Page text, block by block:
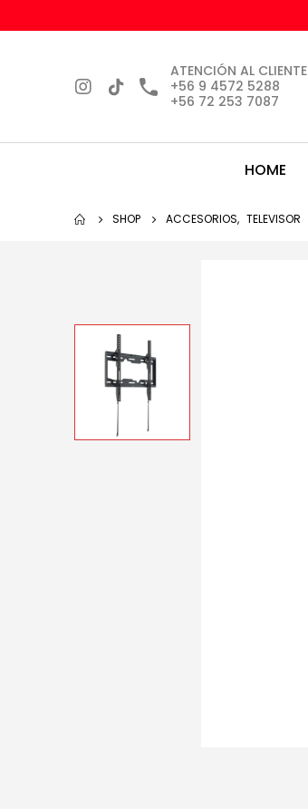
ATENCIÓN AL CLIENTE
+56 9 4572 5288
+56 72 253 7087
HOME
SHOP ACCESORIOS, TELEVISOR